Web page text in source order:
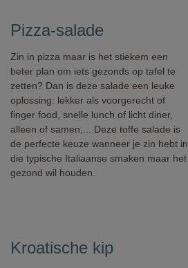
Pizza-salade
Zin in pizza maar is het stiekem een
beter plan om iets gezonds op tafel te
zetten? Dan is deze salade een leuke
oplossing: lekker als voorgerecht of
finger food, snelle lunch of licht diner,
alleen of samen,... Deze toffe salade is
de perfecte keuze wanneer je zin hebt in
die typische Italiaanse smaken maar het
gezond wil houden.
Kroatische kip